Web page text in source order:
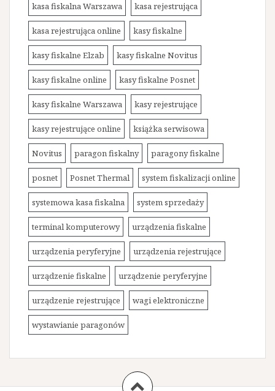
kasa fiskalna Warszawa kasa rejestrująca
kasa rejestrująca online kasy fiskalne
kasy fiskalne Elzab kasy fiskalne Novitus
kasy fiskalne online kasy fiskalne Posnet
kasy fiskalne Warszawa kasy rejestrujące
kasy rejestrujące online książka serwisowa
Novitus paragon fiskalny paragony fiskalne
posnet Posnet Thermal system fiskalizacji online
systemowa kasa fiskalna system sprzedaży
terminal komputerowy urządzenia fiskalne
urządzenia peryferyjne urządzenia rejestrujące
urządzenie fiskalne urządzenie peryferyjne
urządzenie rejestrujące wagi elektroniczne
wystawianie paragonów